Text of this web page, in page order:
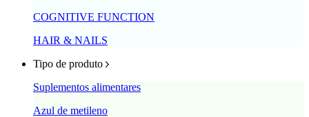
COGNITIVE FUNCTION
HAIR & NAILS
Tipo de produto
Suplementos alimentares
Azul de metileno